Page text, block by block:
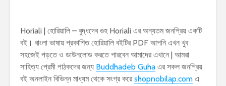
Horiali | হোরিয়ালি – বুদ্ধদেব গুহ Horiali এর অন্যতম জনপ্রিয় একটি
বই। বাংলা ভাষায় প্রকাশিত হোরিয়ালি বইটির PDF আপনি এখন খুব
সহজেই পড়তে ও ডাউনলোড করতে পারবেন আমাদের এখানে | আমরা
সাহিত্য প্রেমী পাঠকদের জন্য Buddhadeb Guha এর সকল জনপ্রিয়
বই অনলাইন বিভিন্ন মাধ্যম থেকে সংগ্র করেshopnobilap.com এ